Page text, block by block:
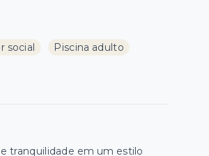
social
Piscina adulto
tranquilidade em um estilo